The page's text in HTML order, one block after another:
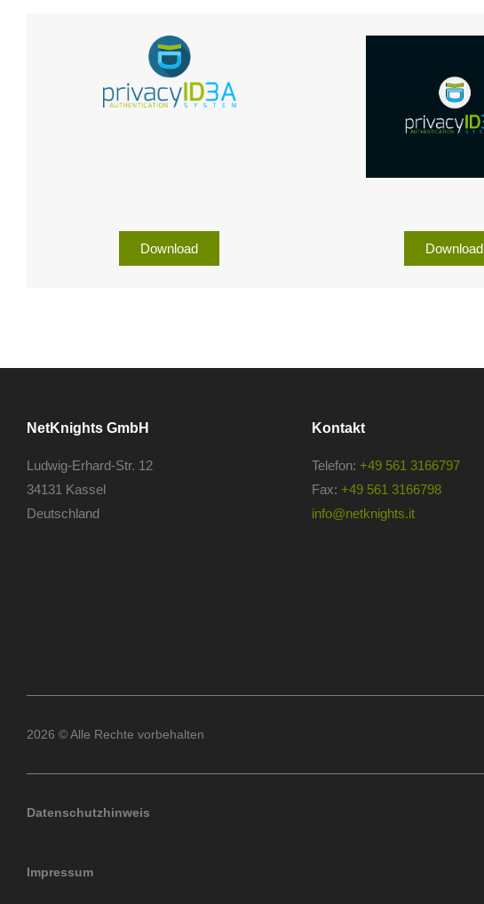
Download Download
NetKnights GmbH
Ludwig-Erhard-Str. 12
34131 Kassel
Deutschland
Kontakt
Telefon: +49 561 3166797
Fax: +49 561 3166798
info@netknights.it
2026 © Alle Rechte vorbehalten
Datenschutzhinweis
Impressum